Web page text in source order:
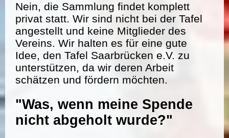
Nein, die Sammlung findet komplett
privat statt. Wir sind nicht bei der Tafel
angestellt und keine Mitglieder des
Vereins. Wir halten es für eine gute
Idee, den Tafel Saarbrücken e.V. zu
unterstützen, da wir deren Arbeit
schätzen und fördern möchten.
"Was, wenn meine Spende
nicht abgeholt wurde?"